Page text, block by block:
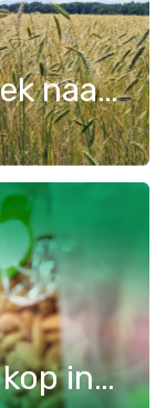
winkelmand: op zoek naar rijk & robuust voedsel
supermarkten aan kop in Europa, maar versnelling nodig